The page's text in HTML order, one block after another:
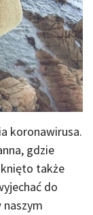
koronawirusa.
gdzie
także
do